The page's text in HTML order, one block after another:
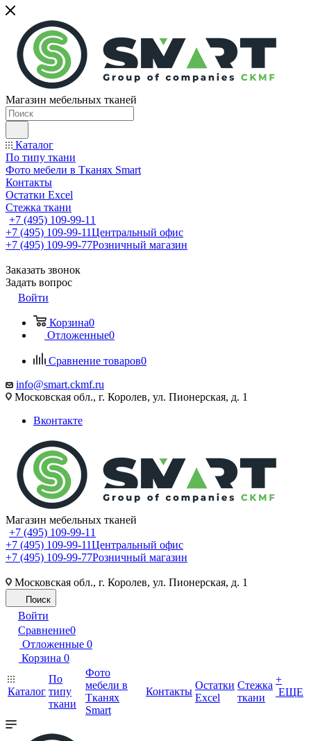
Магазин мебельных тканей
Каталог
По типу ткани
Фото мебели в Тканях Smart
Контакты
Остатки Excel
Стежка ткани
+7 (495) 109-99-11
+7 (495) 109-99-11Центральный офис
+7 (495) 109-99-77Розничный магазин
Заказать звонок
Задать вопрос
Войти
Корзина0
Отложенные0
Сравнение товаров0
info@smart.ckmf.ru
Московская обл., г. Королев, ул. Пионерская, д. 1
Вконтакте
Магазин мебельных тканей
+7 (495) 109-99-11
+7 (495) 109-99-11Центральный офис
+7 (495) 109-99-77Розничный магазин
Московская обл., г. Королев, ул. Пионерская, д. 1
Поиск
Войти
Сравнение0
Отложенные 0
Корзина 0
Каталог
По
типу
ткани
Фото
мебели в
Тканях
Smart
Контакты
Остатки
Excel
Стежка
ткани
+
ЕЩЕ